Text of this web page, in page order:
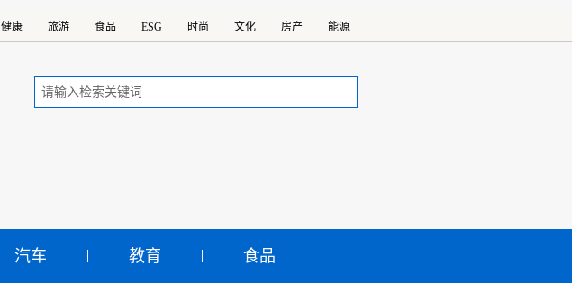
健康 旅游 食品 ESG 时尚 文化 房产 能源
汽车 教育 食品